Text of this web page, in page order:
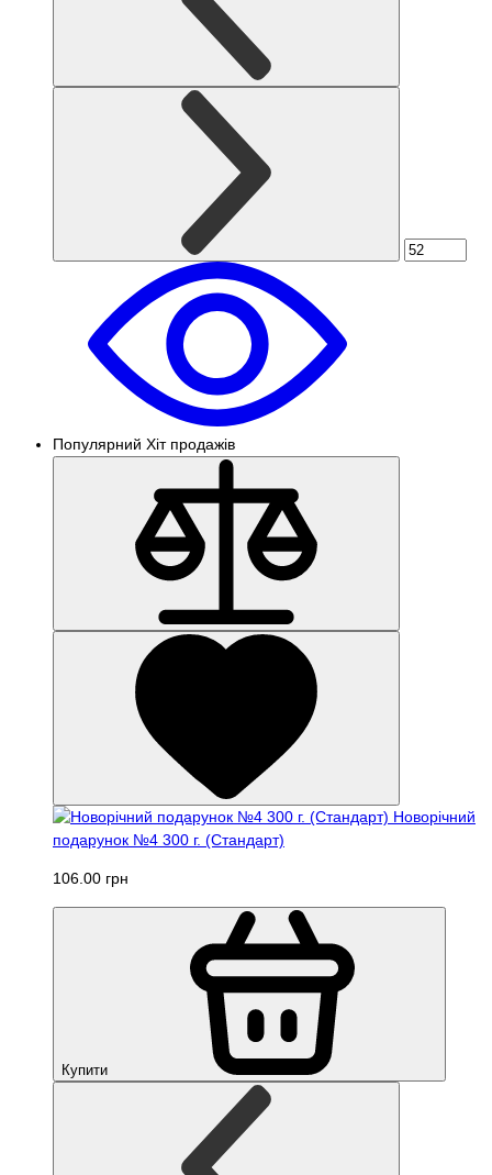
Популярний Хіт продажів
Новорічний
подарунок №4 300 г. (Стандарт)
106.00 грн
Купити